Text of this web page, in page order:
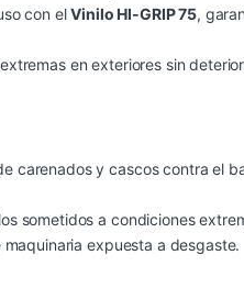
con elVinilo HI-GRIP 75,
en exteriores sin
carenados y cascos contra el
sometidos a condiciones
expuesta a desgaste.